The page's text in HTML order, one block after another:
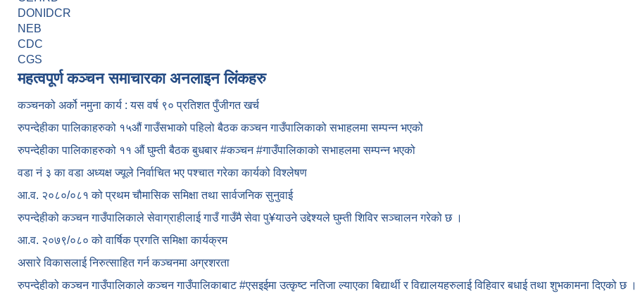
DONIDCR
NEB
CDC
CGS
महत्वपूर्ण कञ्चन समाचारका अनलाइन लिंकहरु
कञ्चनको अर्को नमुना कार्य : यस वर्ष ९० प्रतिशत पुँजीगत खर्च
रुपन्देहीका पालिकाहरुको १५औं गाउँसभाको पहिलो बैठक कञ्चन गाउँपालिकाको सभाहलमा सम्पन्न भएको
रुपन्देहीका पालिकाहरुको ११ औं घुम्ती बैठक बुधबार #कञ्चन #गाउँपालिकाको सभाहलमा सम्पन्न भएको
वडा नं ३ का वडा अध्यक्ष ज्यूले निर्वाचित भए पश्चात गरेका कार्यको विश्लेषण
आ.व. २०८०/०८१ को प्रथम चौमासिक समिक्षा तथा सार्वजनिक सुनुवाई
रुपन्देहीको कञ्चन गाउँपालिकाले सेवाग्राहीलाई गाउँ गाउँमै सेवा पु¥याउने उद्देश्यले घुम्ती शिविर सञ्चालन गरेको छ ।
आ.व. २०७९/०८० को वार्षिक प्रगति समिक्षा कार्यक्रम
असारे विकासलाई निरुत्साहित गर्न कञ्चनमा अग्रशरता
रुपन्देहीको कञ्चन गाउँपालिकाले कञ्चन गाउँपालिकाबाट#एसइईमा उत्कृष्ट नतिजा ल्याएका बिद्यार्थी र विद्यालयहरुलाई विहिवार बधाई तथा शुभकामना दिएको छ ।